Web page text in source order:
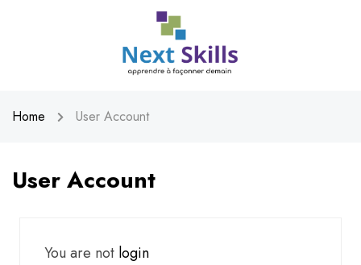
Home User Account
User Account
You are not login